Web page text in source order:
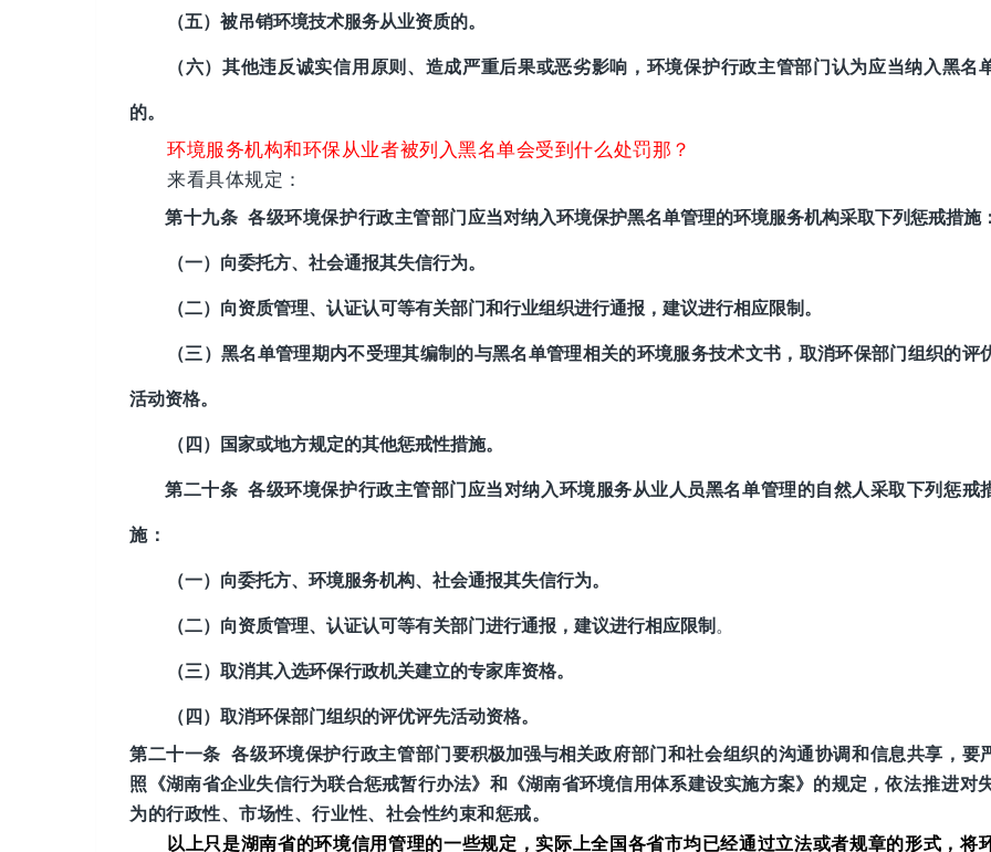
（五）被吊销环境技术服务从业资质的。
（六）其他违反诚实信用原则、造成严重后果或恶劣影响，环境保护行政主管部门认为应当纳入黑名
的。
环境服务机构和环保从业者被列入黑名单会受到什么处罚那？
来看具体规定：
第十九条 各级环境保护行政主管部门 应当对纳入环境保护黑名单管理的环境服务机构采取下列惩戒措施
（一）向委托方、社会通报其失信行为。
（二）向资质管理、认证认可等有关部门和行业组织进行通报，建议进行相应限制。
（三）黑名单管理期内不受理其编制的与黑名单管理相关的环境服务技术文书，取消环保部门组织的评
活动资格。
（四）国家或地方规定的其他惩戒性措施。
第二十条 各级环境保护行政主管部门 应当对纳入环境服务从业人员黑名单管理的自然人采取下列惩戒
施：
（一）向委托方、环境服务机构、社会通报其失信行为。
（二）向资质管理、认证认可等有关部门进行通报，建议进行相应限制 。
（三）取消其入选环保行政机关建立的专家库资格。
（四）取消环保部门组织的评优评先活动资格。
第二十一条
各级环境保护行政主管部门 要积极加强与相关政府部门和社会组织的沟通协调和信息共享， 要
照
《湖南省企业失信行为联合惩戒暂行办法》和《湖南省环境信用体系建设实施方案》的规定，依法推进对
为的行政性、市场性、行业性、社会性约束和惩戒。
以上只是湖南省的环境信用管理的一些规定，实际上全国各省市均已经通过立法或者规章的形式，将